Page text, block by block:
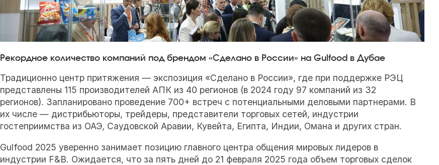
Рекордное количество компаний под брендом «Сделано в России» на Gulfood в Дубае
Традиционно центр притяжения — экспозиция «Сделано в России», где при поддержке РЭЦ
представлены 115 производителей АПК из 40 регионов (в 2024 году 97 компаний из 32
регионов). Запланировано проведение 700+ встреч с потенциальными деловыми партнерами. В
их числе — дистрибьюторы, трейдеры, представители торговых сетей, индустрии
гостеприимства из ОАЭ, Саудовской Аравии, Кувейта, Египта, Индии, Омана и других стран.
Gulfood 2025 уверенно занимает позицию главного центра общения мировых лидеров в
индустрии F&B. Ожидается, что за пять дней до 21 февраля 2025 года объем торговых сделок